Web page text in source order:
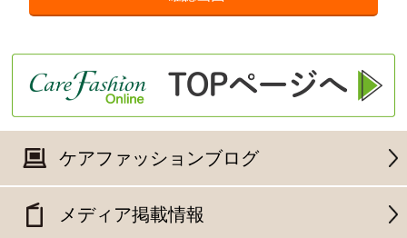
ケアファッションブログ
メディア掲載情報